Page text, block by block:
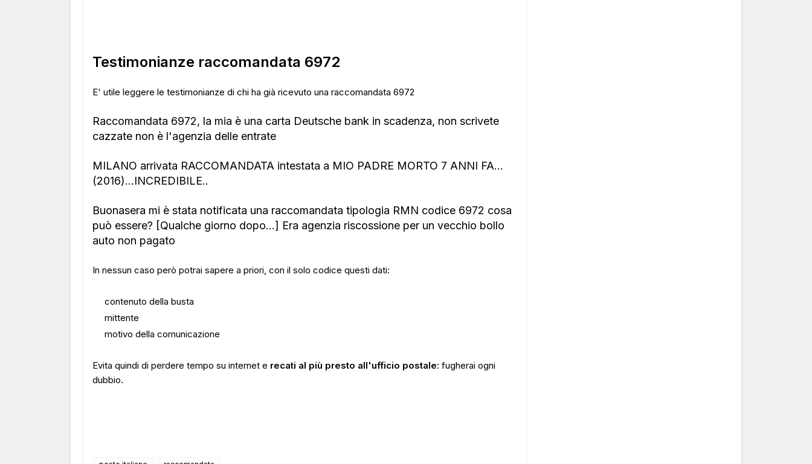
Testimonianze raccomandata 6972
E' utile leggere le testimonianze di chi ha già ricevuto una raccomandata 6972
Raccomandata 6972, la mia è una carta Deutsche bank in scadenza, non scrivete
cazzate non è l'agenzia delle entrate
MILANO arrivata RACCOMANDATA intestata a MIO PADRE MORTO 7 ANNI FA...
(2016)...INCREDIBILE..
Buonasera mi è stata notificata una raccomandata tipologia RMN codice 6972 cosa
può essere? [Qualche giorno dopo...] Era agenzia riscossione per un vecchio bollo
auto non pagato
In nessun caso però potrai sapere a priori, con il solo codice questi dati:
contenuto della busta
mittente
motivo della comunicazione
Evita quindi di perdere tempo su internet e recati al più presto all'ufficio postale: fugherai ogni
dubbio.